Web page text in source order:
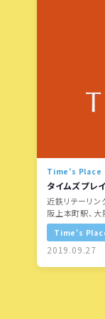
Time’s Place
タイムズプレ
近鉄リテーリン
阪上本町駅、
Time's
2019.09.27